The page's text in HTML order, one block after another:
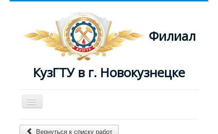
Филиал
КузГТУ в г. Новокузнецке
Включить/
выключить
Главная
Вернуться к списку работ